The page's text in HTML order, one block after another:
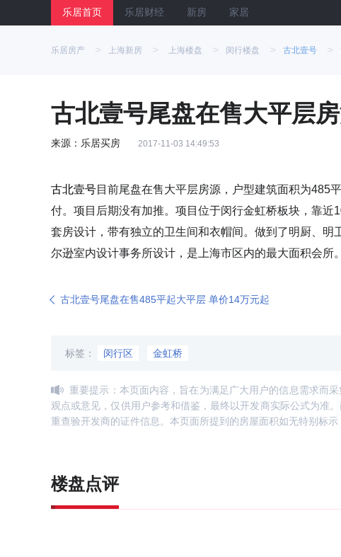
乐居首页 乐居财经 新房 家居
乐居房产 > 上海新房 > 上海楼盘 > 闵行楼盘 > 古北壹号 >
古北壹号尾盘在售大平层
来源：乐居买房 2017-11-03 14:49:53
古北壹号目前尾盘在售大平层房源，户型建筑面积为485
付。项目后期没有加推。项目位于闵行金虹桥板块，靠近
套房设计，带有独立的卫生间和衣帽间。做到了明厨、
尔逊室内设计事务所设计，是上海市区内的最大面积会所。
古北壹号尾盘在售485平起大平层 单价14万元起
标签： 闵行区 金虹桥
重要提示：本页面内容，旨在为满足广大用户的信息需求而
观点或意见，仅供用户参考和借鉴，最终以开发商实际公式为准
重查验开发商的证件信息。本页面所提到的房屋面积如无特别标示
楼盘点评